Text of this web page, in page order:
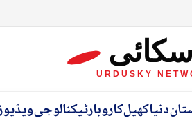
URDUSKY
دنیاکھیلکاروبارٹیکنالوجی